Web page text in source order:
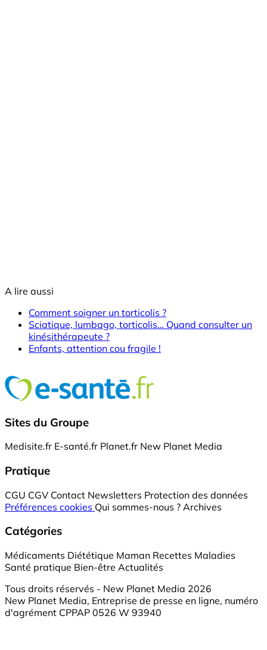
A lire aussi
Comment soigner un torticolis ?
Sciatique, lumbago, torticolis… Quand consulter un
kinésithérapeute ?
Enfants, attention cou fragile !
Sites du Groupe
Medisite.fr E-santé.fr Planet.fr New Planet Media
Pratique
CGU CGV Contact Newsletters Protection des données
Préférences cookies Qui sommes-nous ? Archives
Catégories
Médicaments Diététique Maman Recettes Maladies
Santé pratique Bien-être Actualités
Tous droits réservés - New Planet Media 2026
New Planet Media, Entreprise de presse en ligne, numéro
d'agrément CPPAP 0526 W 93940